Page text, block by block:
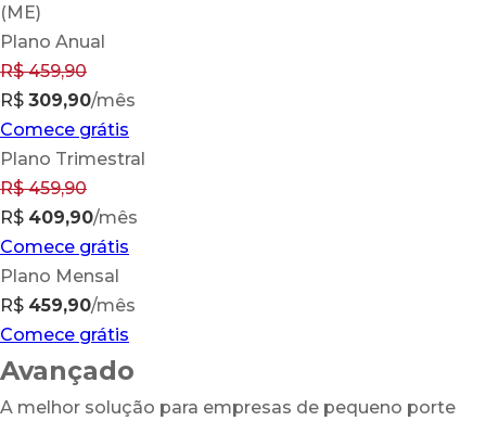
(ME)
Plano Anual
R$459,90
R$ 309,90/mês
Comece grátis
Plano Trimestral
R$459,90
R$ 409,90/mês
Comece grátis
Plano Mensal
R$ 459,90/mês
Comece grátis
Avançado
A melhor solução para empresas de pequeno porte